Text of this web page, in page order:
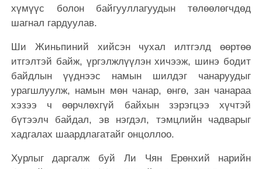
хүмүүс болон байгууллагуудын төлөөлөгчдөд
шагнал гардуулав.
Ши Жиньпиний хийсэн чухал илтгэлд өөртөө
итгэлтэй байж, үргэлжлүүлэн хичээж, шинэ бодит
байдлын үүднээс намын шилдэг чанаруудыг
урагшлуулж, намын мөн чанар, өнгө, зан чанараа
хэзээ ч өөрчлөхгүй байхын зэрэгцээ хүчтэй
бүтээлч байдал, эв нэгдэл, тэмцлийн чадварыг
хадгалах шаардлагатайг онцоллоо.
Хурлыг даргалж буй Ли Чян Ерөнхий нарийн